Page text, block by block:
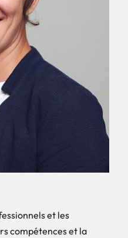
et les
compétences et la